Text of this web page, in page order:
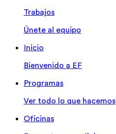
Trabajos
Únete al equipo
Inicio
Bienvenido a EF
Programas
Ver todo lo que hacemos
Oficinas